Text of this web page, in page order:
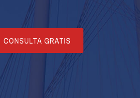
CONSULTA GRATIS